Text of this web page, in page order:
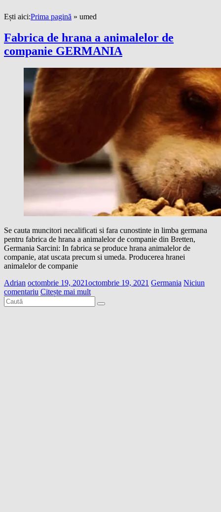
Ești aici:Prima pagină » umed
Fabrica de hrana a animalelor de
companie GERMANIA
Se cauta muncitori necalificati si fara cunostinte in limba germana
pentru fabrica de hrana a animalelor de companie din Bretten,
Germania Sarcini: In fabrica se produce hrana animalelor de
companie, atat uscata precum si umeda. Producerea hranei
animalelor de companie
Adrian octombrie 19, 2021octombrie 19, 2021 Germania Niciun
comentariu Citește mai mult